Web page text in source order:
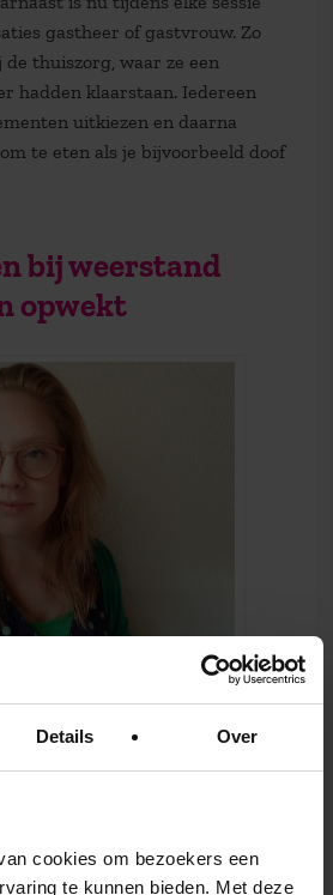
Details Over
cookies om bezoekers een
te kunnen bieden. Met deze
gastheer of gastvrouw. Zo
thuiszorg, waar ze een
hadden klaarstaan. Iedereen
uitkiezen en daarna
te eten als je bijvoorbeeld doof
bij weerstand
opwekt
gemeente
Landerd
is het
op een andere manier. Als
oproept, stop ik ermee
Zo heb ik in een jaar tijd